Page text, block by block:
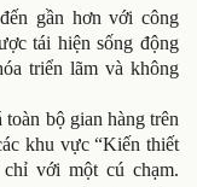
gần hơn với công
tái hiện sống động
triển lãm và không
bộ gian hàng trên
khu vực “Kiến thiết
với một cú chạm.